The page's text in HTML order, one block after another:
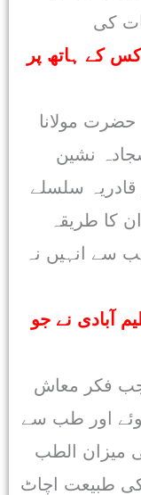
کے ہاتھ پر
مولانا
نشین
سلسلے
کا طریقہ
سے انہیں نہ
آبادی نے جو
فکر معاش
اور طب سے
میزان الطب
کی طبیعت اچاٹ